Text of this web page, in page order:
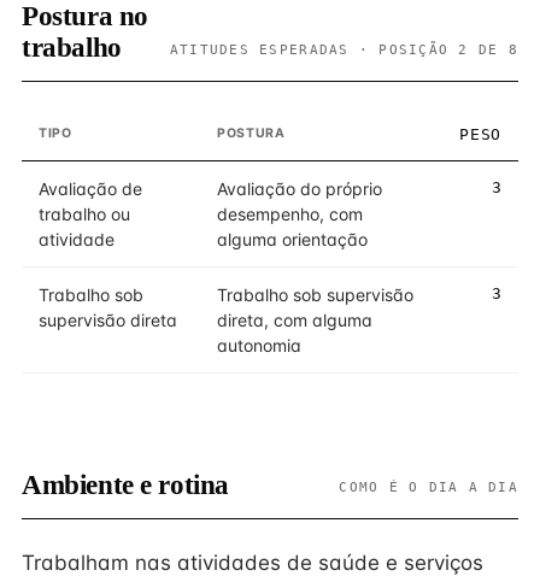
Postura no
trabalho
ATITUDES ESPERADAS · POSIÇÃO 2 DE 8
TIPO POSTURA PESO
Avaliação de
trabalho ou
atividade
Avaliação do próprio
desempenho, com
alguma orientação
3
Trabalho sob
supervisão direta
Trabalho sob supervisão
direta, com alguma
autonomia
3
Ambiente e rotina COMO É O DIA A DIA
Trabalham nas atividades de saúde e serviços